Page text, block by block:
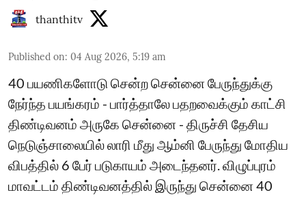
thanthitv
Published on: 04 Aug 2026, 5:19 am
40 பயணிகளோடு சென்ற சென்னை பேருந்துக்கு
நேர்ந்த பயங்கரம் - பார்த்தாலே பதறவைக்கும் காட்சி
திண்டிவனம் அருகே சென்னை - திருச்சி தேசிய
நெடுஞ்சாலையில் லாரி மீது ஆம்னி பேருந்து மோதிய
விபத்தில் 6 பேர் படுகாயம் அடைந்தனர். விழுப்புரம்
மாவட்டம் திண்டிவனத்தில் இருந்து சென்னை 40